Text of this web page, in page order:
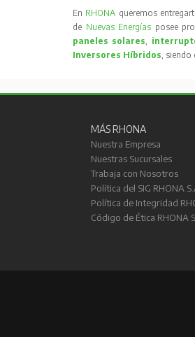
En RHONA queremos
de Nuevas Energías posee
paneles solares,
Inversores Híbridos, siendo
MÁS RHONA
Nuestra Empresa
Nuestras Sucursales
Trabaja con Nosotros
Política del SIG RHONA
Política de Integridad
Código de Ética RHONA